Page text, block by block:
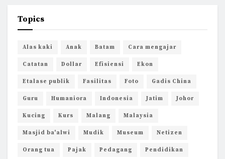
Topics
Alas kaki Anak Batam Cara mengajar
Catatan Dollar Efisiensi Ekon
Etalase publik Fasilitas Foto Gadis China
Guru Humaniora Indonesia Jatim Johor
Kucing Kurs Malang Malaysia
Masjid ba'alwi Mudik Museum Netizen
Orang tua Pajak Pedagang Pendidikan